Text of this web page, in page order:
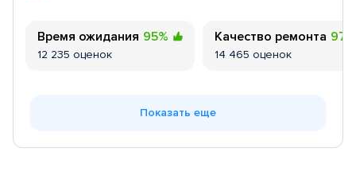
Время ожидания 95%
12 235 оценок
Качество ремонта 97%
14 465 оценок
Показать еще